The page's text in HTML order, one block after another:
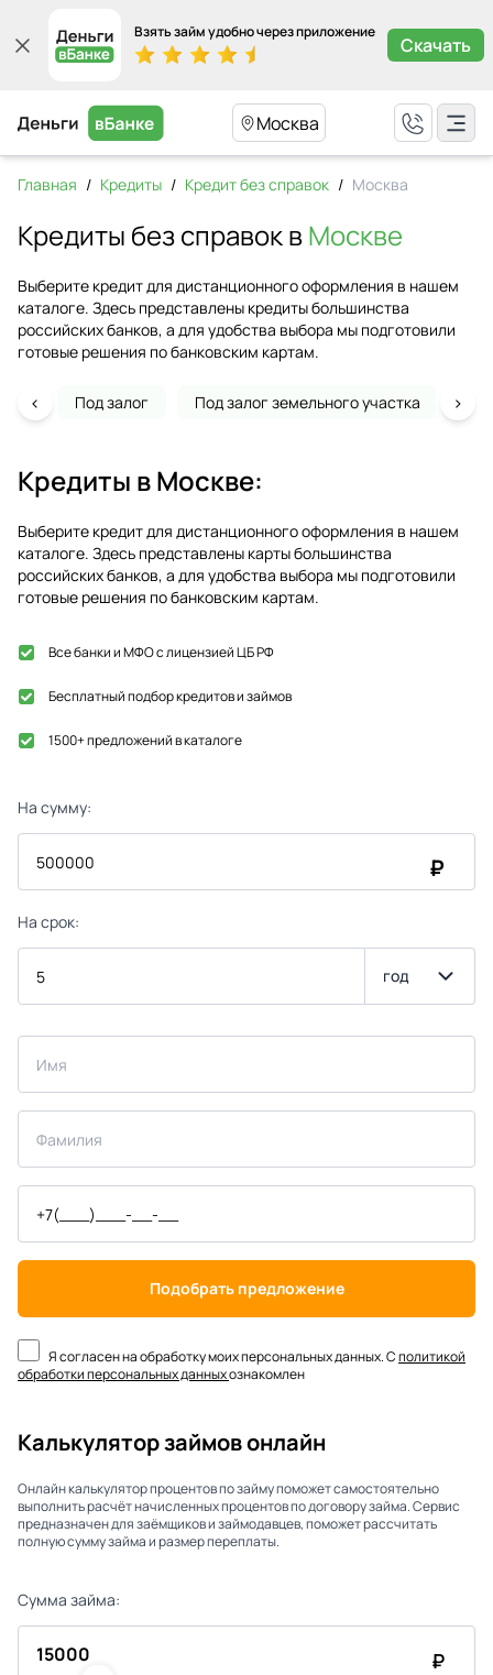
Взять займ удобно через приложение
Скачать
Москва
Главная / Кредиты / Кредит без справок / Москва
Кредиты без справок вМоскве
Выберите кредит для дистанционного оформления в нашем
каталоге. Здесь представлены кредиты большинства
российских банков, а для удобства выбора мы подготовили
готовые решения по банковским картам.
Под залог Под залог земельного участка
‹ ›
Кредиты вМоскве:
Выберите кредит для дистанционного оформления в нашем
каталоге. Здесь представлены карты большинства
российских банков, а для удобства выбора мы подготовили
готовые решения по банковским картам.
Все банки и МФО с лицензией ЦБ РФ
Бесплатный подбор кредитов и займов
1500+ предложений в каталоге
На сумму:
₽
На срок:
год
Подобрать предложение
Я согласен на обработку моих персональных данных. Сполитикой
обработки персональных данныхознакомлен
Калькулятор займов онлайн
Онлайн калькулятор процентов по займу поможет самостоятельно
выполнить расчёт начисленных процентов по договору займа. Сервис
предназначен для заёмщиков и займодавцев, поможет рассчитать
полную сумму займа и размер переплаты.
Сумма займа:
₽